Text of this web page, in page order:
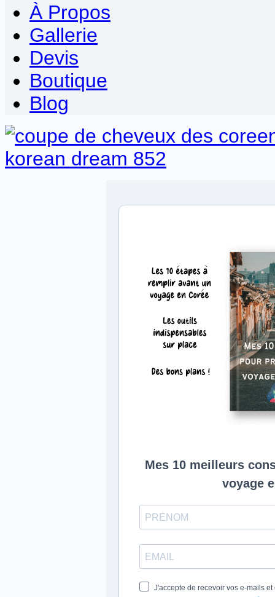
À Propos
Gallerie
Devis
Boutique
Blog